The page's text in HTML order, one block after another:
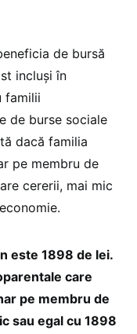
de bursă
incluși în
familii
de burse sociale
dacă familia
pe membru de
cererii, mai mic
este 1898 de lei.
care
pe membru de
sau egal cu 1898